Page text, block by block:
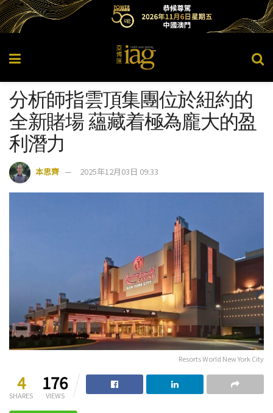
分析師指雲頂集團位於紐約的
全新賭場 蘊藏着極為龐大的盈
利潛力
本思齊 2025年12月03日 09:33
Resorts World New York City
4
SHARES
176
VIEWS